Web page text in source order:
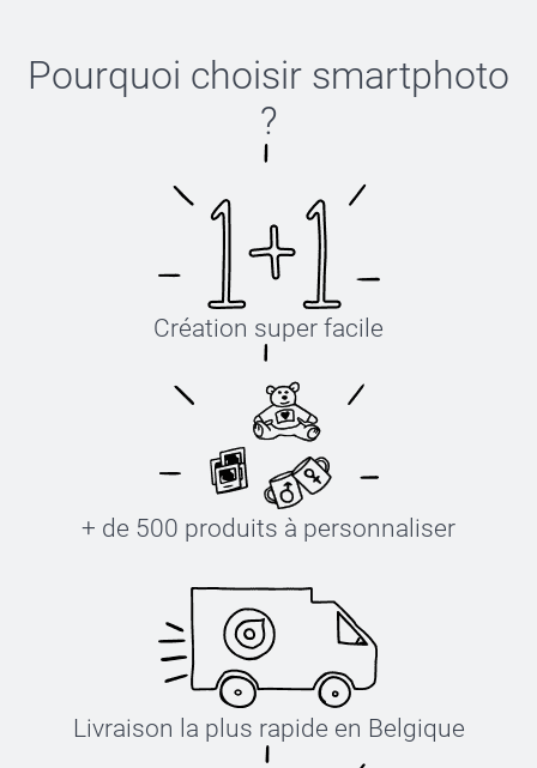
Pourquoi choisir smartphoto
?
Création super facile
+ de 500 produits à personnaliser
Livraison la plus rapide en Belgique